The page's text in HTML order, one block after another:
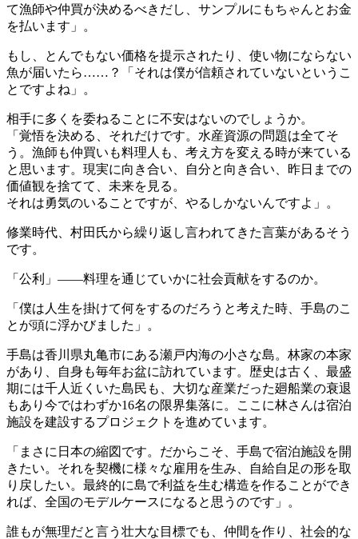
て漁師や仲買が決めるべきだし、サンプルにもちゃんとお金
を払います」。
もし、とんでもない価格を提示されたり、使い物にならない
魚が届いたら……？「それは僕が信頼されていないというこ
とですよね」。
相手に多くを委ねることに不安はないのでしょうか。
「覚悟を決める、それだけです。水産資源の問題は全てそ
う。漁師も仲買いも料理人も、考え方を変える時が来ている
と思います。現実に向き合い、自分と向き合い、昨日までの
価値観を捨てて、未来を見る。
それは勇気のいることですが、やるしかないんですよ」。
修業時代、村田氏から繰り返し言われてきた言葉があるそう
です。
「公利」——料理を通じていかに社会貢献をするのか。
「僕は人生を掛けて何をするのだろうと考えた時、手島のこ
とが頭に浮かびました」。
手島は香川県丸亀市にある瀬戸内海の小さな島。林家の本家
があり、自身も毎年お盆に訪れています。歴史は古く、最盛
期には千人近くいた島民も、大切な産業だった廻船業の衰退
もあり今ではわずか16名の限界集落に。ここに林さんは宿泊
施設を建設するプロジェクトを進めています。
「まさに日本の縮図です。だからこそ、手島で宿泊施設を開
きたい。それを契機に様々な雇用を生み、自給自足の形を取
り戻したい。最終的に島で利益を生む構造を作ることができ
れば、全国のモデルケースになると思うのです」。
誰もが無理だと言う壮大な目標でも、仲間を作り、社会的な